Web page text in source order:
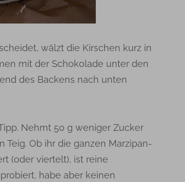
wälzt die Kirschen kurz in
mit der Schokolade unter den
des Backens nach unten
Nehmt 50 g weniger Zucker
Ob ihr die ganzen Marzipan-
(oder viertelt), ist reine
habe aber keinen